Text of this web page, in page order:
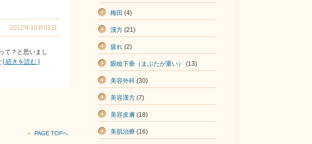
2012年10月03日
て？と思いまし
[ 続きを読む ]
PAGE TOPへ
梅田 (4)
漢方 (21)
疲れ (2)
眼瞼下垂（まぶたが重い） (13)
美容外科 (30)
美容漢方 (7)
美容皮膚 (18)
美肌治療 (16)